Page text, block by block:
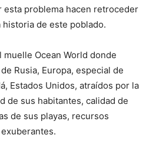
esta problema hacen retroceder
de este poblado.
Ocean World donde
Rusia, Europa, especial de
Estados Unidos, atraídos por la
de sus habitantes, calidad de
de sus playas, recursos